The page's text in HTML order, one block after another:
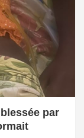
par